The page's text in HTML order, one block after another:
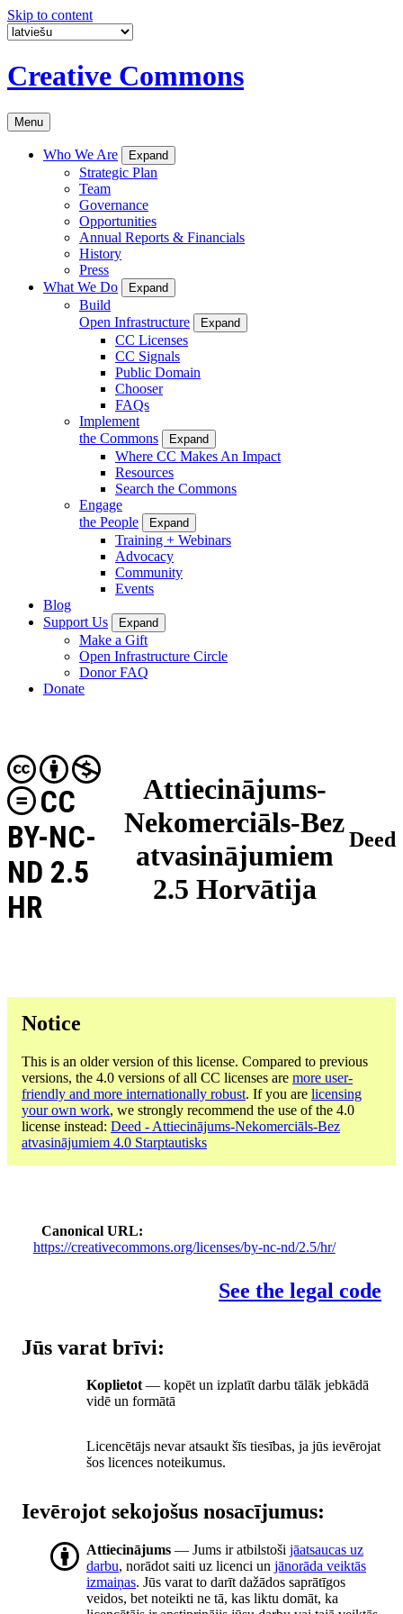
Skip to content
Creative Commons
Menu
Who We Are Expand
Strategic Plan
Team
Governance
Opportunities
Annual Reports & Financials
History
Press
What We Do
Expand
Build
Open Infrastructure
Expand
CC Licenses
CC Signals
Public Domain
Chooser
FAQs
Implement
the Commons
Expand
Where CC Makes An Impact
Resources
Search the Commons
Engage
the People
Expand
Training + Webinars
Advocacy
Community
Events
Blog
Support Us
Expand
Make a Gift
Open Infrastructure Circle
Donor FAQ
Donate
Attiecinājums-
Nekomerciāls-Bez
atvasinājumiem
2.5 Horvātija
CC
BY-NC-
ND 2.5
HR
Deed
Notice
This is an older version of this license. Compared to previous
versions, the 4.0 versions of all CC licenses are more user-
friendly and more internationally robust. If you are licensing
your own work, we strongly recommend the use of the 4.0
license instead: Deed - Attiecinājums-Nekomerciāls-Bez
atvasinājumiem 4.0 Starptautisks
Canonical URL
https://creativecommons.org/licenses/by-nc-nd/2.5/hr/
See the legal code
Jūs varat brīvi:
Koplietot— kopēt un izplatīt darbu tālāk jebkādā
vidē un formātā
Licencētājs nevar atsaukt šīs tiesības, ja jūs ievērojat
šos licences noteikumus.
Ievērojot sekojošus nosacījumus:
Attiecinājums — Jums ir atbilstoši jāatsaucas uz
darbu, norādot saiti uz licenci un jānorāda veiktās
izmaiņas. Jūs varat to darīt dažādos saprātīgos
veidos, bet noteikti ne tā, kas liktu domāt, ka